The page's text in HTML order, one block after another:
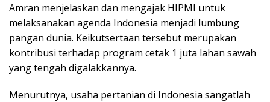
Amran menjelaskan dan mengajak HIPMI untuk
melaksanakan agenda Indonesia menjadi lumbung
pangan dunia. Keikutsertaan tersebut merupakan
kontribusi terhadap program cetak 1 juta lahan sawah
yang tengah digalakkannya.
Menurutnya, usaha pertanian di Indonesia sangatlah